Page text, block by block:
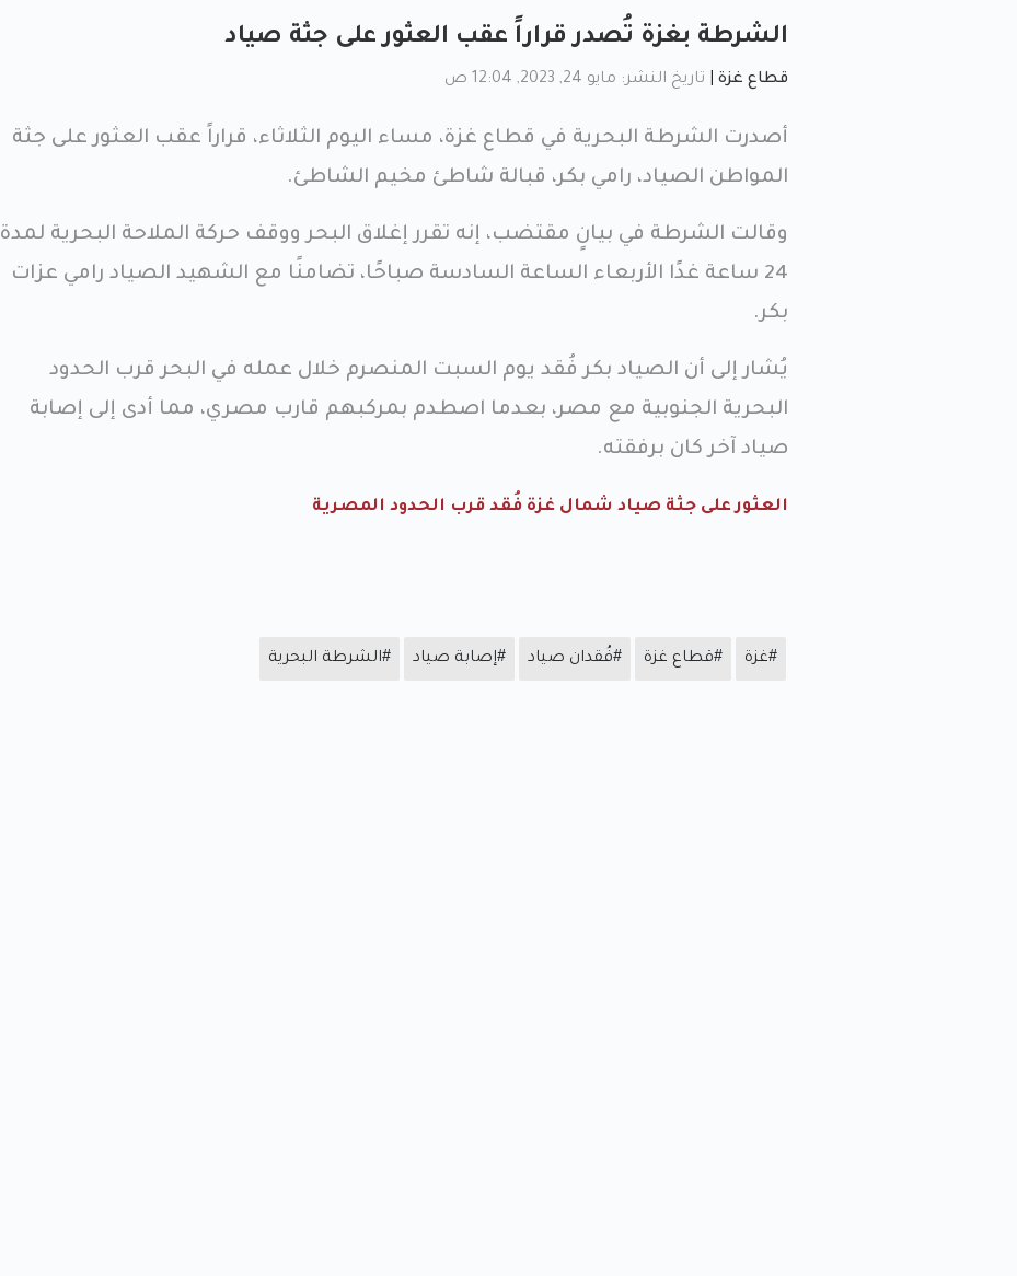
الشرطة بغزة تُصدر قراراً عقب العثور على جثة صياد
قطاع غزة تاريخ النشر: مايو 24, 2023, 12:04 ص
أصدرت الشرطة البحرية في قطاع غزة، مساء اليوم الثلاثاء، قراراً عقب العثور على جثة
المواطن الصياد، رامي بكر، قبالة شاطئ مخيم الشاطئ.
وقالت الشرطة في بيانٍ مقتضب، إنه تقرر إغلاق البحر ووقف حركة الملاحة البحرية لمدة
24 ساعة غدًا الأربعاء الساعة السادسة صباحًا، تضامنًا مع الشهيد الصياد رامي عزات
بكر.
يُشار إلى أن الصياد بكر فُقد يوم السبت المنصرم خلال عمله في البحر قرب الحدود
البحرية الجنوبية مع مصر، بعدما اصطدم بمركبهم قارب مصري، مما أدى إلى إصابة
صياد آخر كان برفقته.
العثور على جثة صياد شمال غزة فُقد قرب الحدود المصرية
#غزة #قطاع غزة #فُقدان صياد #إصابة صياد #الشرطة البحرية